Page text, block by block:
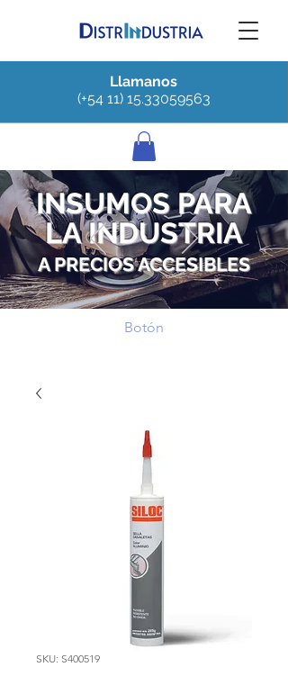
Llamanos
(+54 11) 15.33059563
INSUMOS PARA
LA INDUSTRIA
A PRECIOS ACCESIBLES
Botón
SKU: S400519